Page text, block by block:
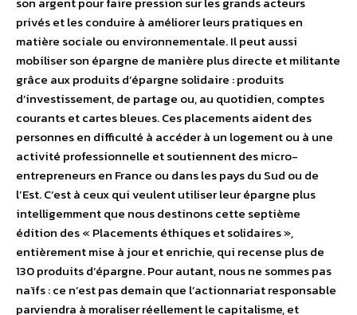
privés et les conduire à améliorer leurs pratiques en
matière sociale ou environnementale. Il peut aussi
mobiliser son épargne de manière plus directe et militante
grâce aux produits d’épargne solidaire : produits
d’investissement, de partage ou, au quotidien, comptes
courants et cartes bleues. Ces placements aident des
personnes en difficulté à accéder à un logement ou à une
activité professionnelle et soutiennent des micro-
entrepreneurs en France ou dans les pays du Sud ou de
l’Est. C’est à ceux qui veulent utiliser leur épargne plus
intelligemment que nous destinons cette septième
édition des « Placements éthiques et solidaires »,
entièrement mise à jour et enrichie, qui recense plus de
130 produits d’épargne. Pour autant, nous ne sommes pas
naïfs : ce n’est pas demain que l’actionnariat responsable
parviendra à moraliser réellement le capitalisme, et